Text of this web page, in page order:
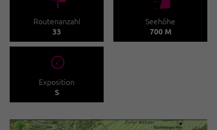
Routenanzahl
33
Seehöhe
700 M
🞂
Exposition
S